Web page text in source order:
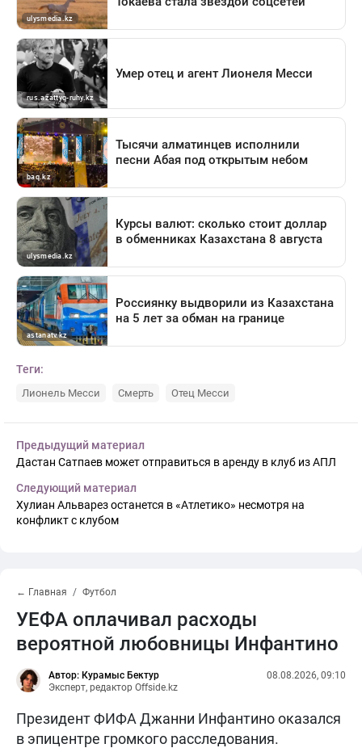
Теги:
Лионель Месси Смерть Отец Месси
Предыдущий материал
Дастан Сатпаев может отправиться в аренду в клуб из АПЛ
Следующий материал
Хулиан Альварез останется в «Атлетико» несмотря на
конфликт с клубом
← Главная Футбол
УЕФА оплачивал расходы
вероятной любовницы Инфантино
Автор: Курамыс Бектур
Эксперт, редактор Offside.kz
08.08.2026, 09:10
Президент ФИФА Джанни Инфантино оказался
в эпицентре громкого расследования.